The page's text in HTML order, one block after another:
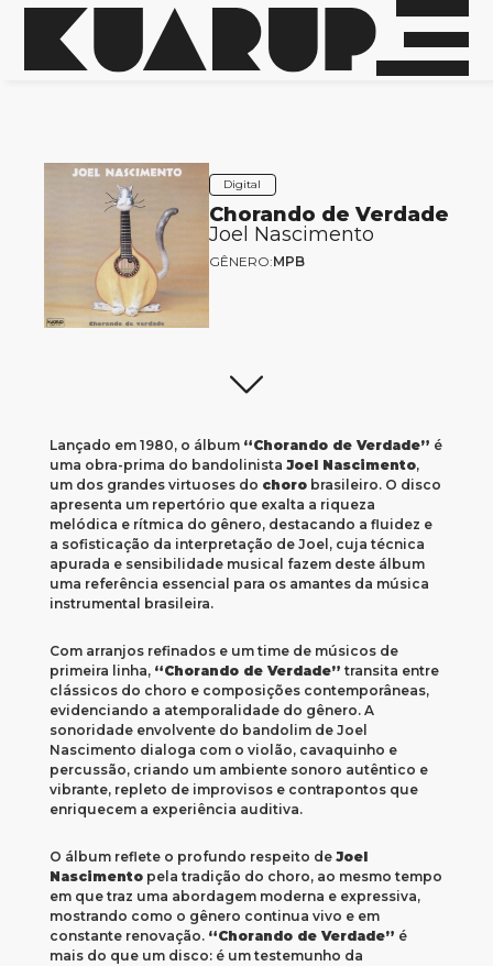
Digital
Chorando de Verdade
Joel Nascimento
GÊNERO:MPB
Lançado em 1980, o álbum “Chorando de Verdade” é
uma obra-prima do bandolinista Joel Nascimento,
um dos grandes virtuoses do chorobrasileiro. O disco
apresenta um repertório que exalta a riqueza
melódica e rítmica do gênero, destacando a fluidez e
a sofisticação da interpretação de Joel, cuja técnica
apurada e sensibilidade musical fazem deste álbum
uma referência essencial para os amantes da música
instrumental brasileira.
Com arranjos refinados e um time de músicos de
primeira linha, “Chorando de Verdade” transita entre
clássicos do choro e composições contemporâneas,
evidenciando a atemporalidade do gênero. A
sonoridade envolvente do bandolim de Joel
Nascimento dialoga com o violão, cavaquinho e
percussão, criando um ambiente sonoro autêntico e
vibrante, repleto de improvisos e contrapontos que
enriquecem a experiência auditiva.
O álbum reflete o profundo respeito de Joel
Nascimentopela tradição do choro, ao mesmo tempo
em que traz uma abordagem moderna e expressiva,
mostrando como o gênero continua vivo e em
constante renovação. “Chorando de Verdade” é
mais do que um disco: é um testemunho da